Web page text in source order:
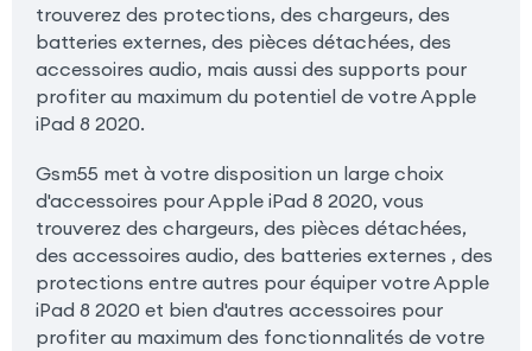
trouverez des protections, des chargeurs, des
batteries externes, des pièces détachées, des
accessoires audio, mais aussi des supports pour
profiter au maximum du potentiel de votre Apple
iPad 8 2020.
Gsm55 met à votre disposition un large choix
d'accessoires pour Apple iPad 8 2020, vous
trouverez des chargeurs, des pièces détachées,
des accessoires audio, des batteries externes , des
protections entre autres pour équiper votre Apple
iPad 8 2020 et bien d'autres accessoires pour
profiter au maximum des fonctionnalités de votre